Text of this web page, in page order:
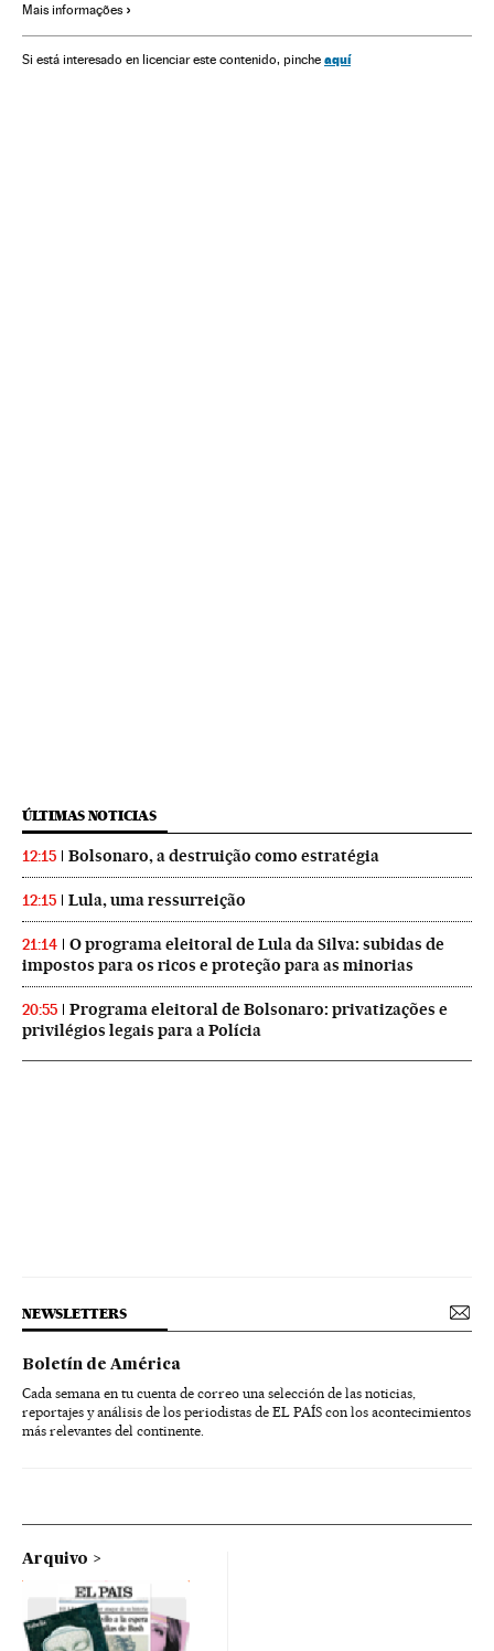
Segurança nacional
Ásia Defesa América Conflitos
Mais informações
Si está interesado en licenciar este contenido, pinche aquí
ÚLTIMAS NOTICIAS
12:15 Bolsonaro, a destruição como estratégia
12:15 Lula, uma ressurreição
21:14
O programa eleitoral de Lula da Silva: subidas de
impostos para os ricos e proteção para as minorias
20:55
Programa eleitoral de Bolsonaro: privatizações e
privilégios legais para a Polícia
NEWSLETTERS
Boletín de América
Cada semana en tu cuenta de correo una selección de las noticias,
reportajes y análisis de los periodistas de EL PAÍS con los acontecimientos
más relevantes del continente.
Arquivo